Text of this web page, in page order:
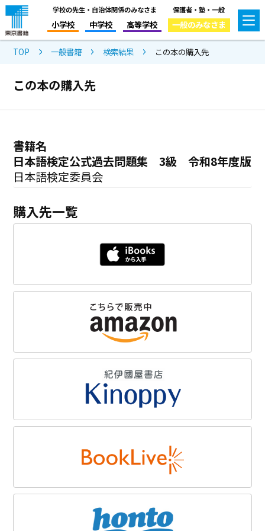
学校の先生・自治体関係のみなさま
小学校 中学校 高等学校
保護者・塾・一般
一般のみなさま
TOP 一般書籍 検索結果 この本の購入先
この本の購入先
書籍名
日本語検定公式過去問題集 3級 令和8年度版
日本語検定委員会
購入先一覧